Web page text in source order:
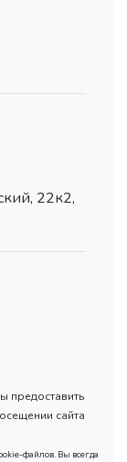
22к2,
предоставить
сайта
файлов. Вы всегда